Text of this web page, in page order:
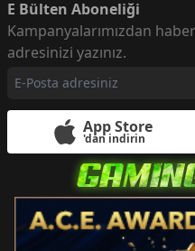
E Bülten Aboneliği
Kampanyalarımızdan
adresinizi yazınız.
App Store
'dan indirin